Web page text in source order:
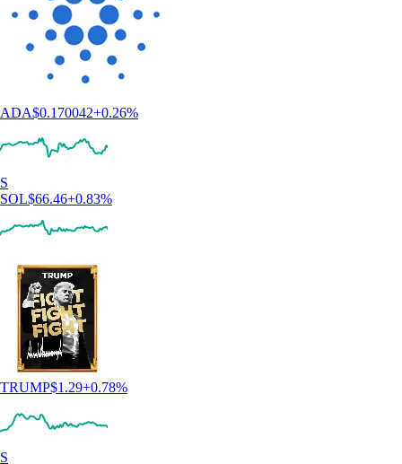
ADA$0.170042+0.26%
S
SOL$66.46+0.83%
TRUMP$1.29+0.78%
S